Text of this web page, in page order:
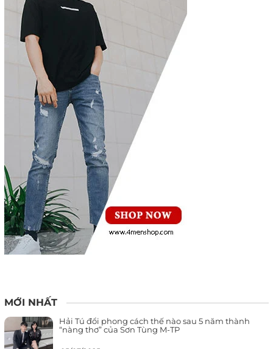
MỚI NHẤT
Hải Tú đổi phong cách thế nào sau 5 năm thành
“nàng thơ” của Sơn Tùng M-TP